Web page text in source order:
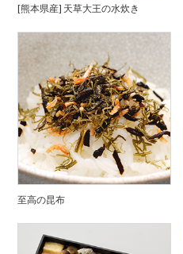
[熊本県産] 天草大王の水炊き
至高の昆布